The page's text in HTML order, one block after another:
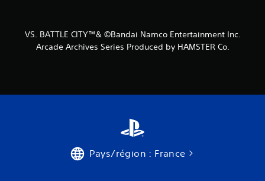
VS. BATTLE CITY™& ©Bandai Namco Entertainment Inc.
Arcade Archives Series Produced by HAMSTER Co.
Pays/région : France